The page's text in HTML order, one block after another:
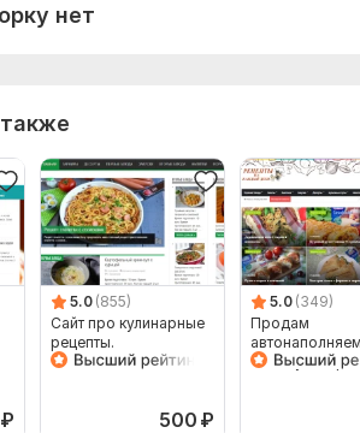
нет
₽
5.0 (855)
Сайт про кулинарные
рецепты.
Автонаполняемый,
500 ₽
5.0 (349)
Продам
сайт